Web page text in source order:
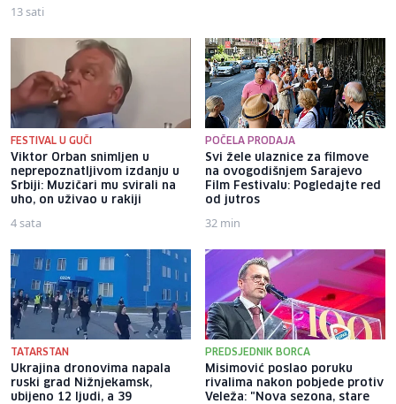
13 sati
FESTIVAL U GUČI
Viktor Orban snimljen u
neprepoznatljivom izdanju u
Srbiji: Muzičari mu svirali na
uho, on uživao u rakiji
4 sata
POČELA PRODAJA
Svi žele ulaznice za filmove
na ovogodišnjem Sarajevo
Film Festivalu: Pogledajte red
od jutros
32 min
TATARSTAN
Ukrajina dronovima napala
ruski grad Nižnjekamsk,
ubijeno 12 ljudi, a 39
PREDSJEDNIK BORCA
Misimović poslao poruku
rivalima nakon pobjede protiv
Veleža: "Nova sezona, stare